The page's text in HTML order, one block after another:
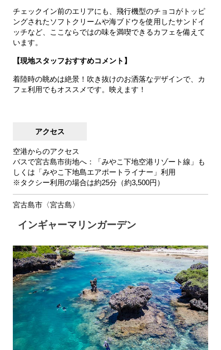
チェックイン前のエリアにも、飛行機型のチョコがトッピ
ングされたソフトクリームや海ブドウを使用したサンドイ
ッチなど、ここならではの味を満喫できるカフェを備えて
います。
【現地スタッフおすすめコメント】
着陸時の眺めは絶景！吹き抜けのお洒落なデザインで、カ
フェ利用でもオススメです。映えます！
アクセス
空港からのアクセス
バスで宮古島市街地へ：「みやこ下地空港リゾート線」も
しくは「みやこ下地島エアポートライナー」利用
※タクシー利用の場合は約25分（約3,500円）
宮古島市〈宮古島〉
インギャーマリンガーデン